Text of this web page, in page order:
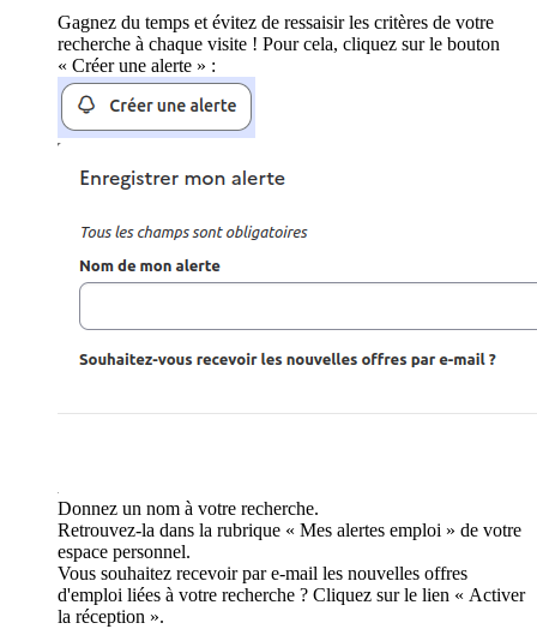
Gagnez du temps et évitez de ressaisir les critères de votre
recherche à chaque visite ! Pour cela, cliquez sur le bouton
« Créer une alerte » :
Donnez un nom à votre recherche.
Retrouvez-la dans la rubrique « Mes alertes emploi » de votre
espace personnel.
Vous souhaitez recevoir par e-mail les nouvelles offres
d'emploi liées à votre recherche ? Cliquez sur le lien « Activer
la réception ».